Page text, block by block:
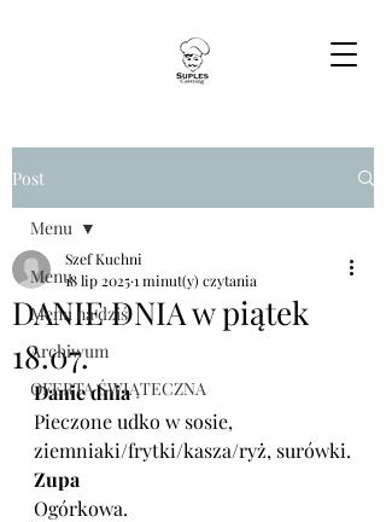
Post
Menu
Menu na dziś
Archiwum
OFERTA ŚWIĄTECZNA
Menu
DANIE DNIA w piątek
18.07.
Szef Kuchni
18 lip 20251 minut(y) czytania
Danie dnia
Pieczone udko w sosie,
ziemniaki/frytki/kasza/ryż, surówki.
Zupa
Ogórkowa.